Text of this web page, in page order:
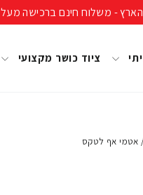
₪ (לא כולל נפחים ומשקלים חריגים) - אחריות יבואן רשמי, מעל 40 שנות ניסיון!
ציוד כושר מקצועי
אטמי אף לטקס